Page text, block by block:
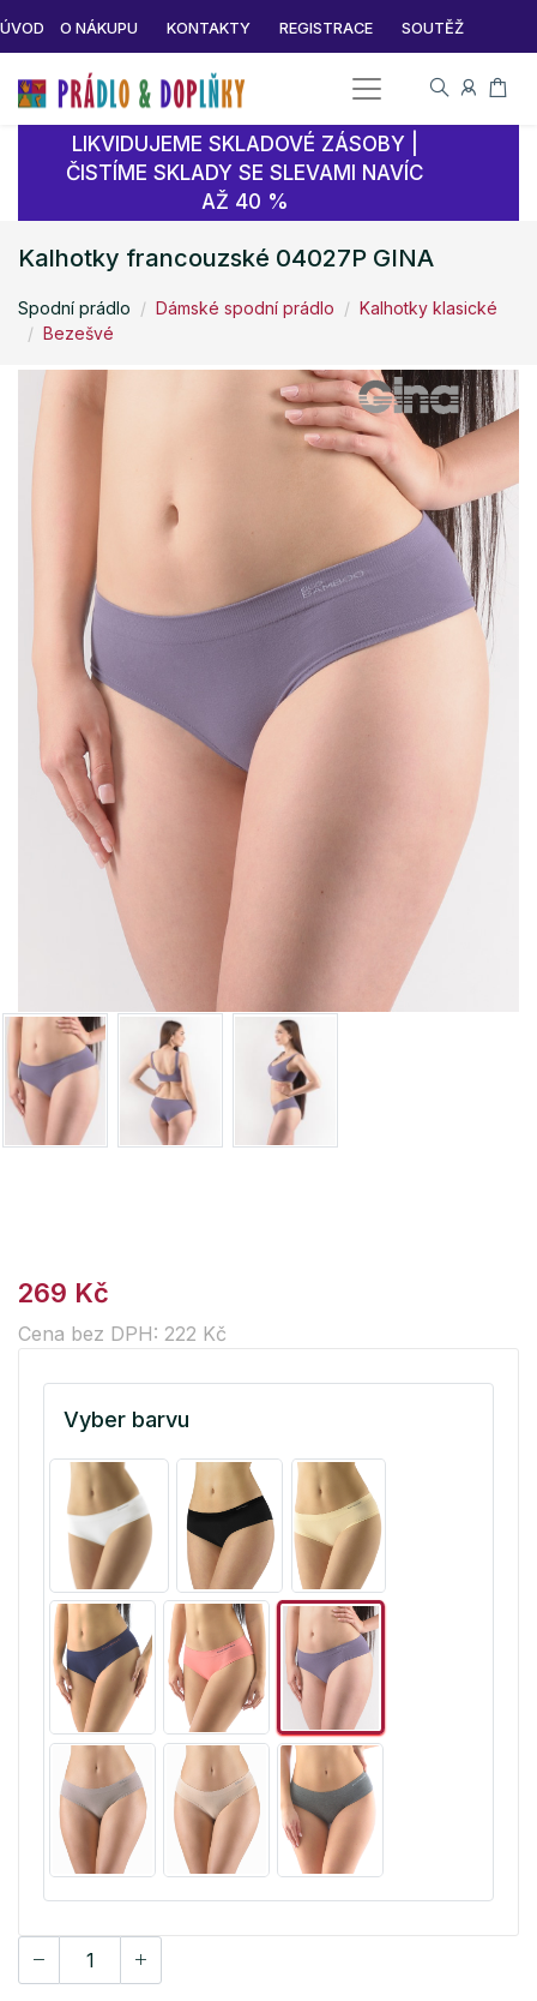
ÚVOD O NÁKUPU KONTAKTY REGISTRACE SOUTĚŽ
LIKVIDUJEME SKLADOVÉ ZÁSOBY |
ČISTÍME SKLADY SE SLEVAMI NAVÍC
AŽ 40 %
Kalhotky francouzské 04027P GINA
Spodní prádlo Dámské spodní prádlo
Kalhotky klasické
Bezešvé
269 Kč
Cena bez DPH: 222 Kč
Vyber barvu